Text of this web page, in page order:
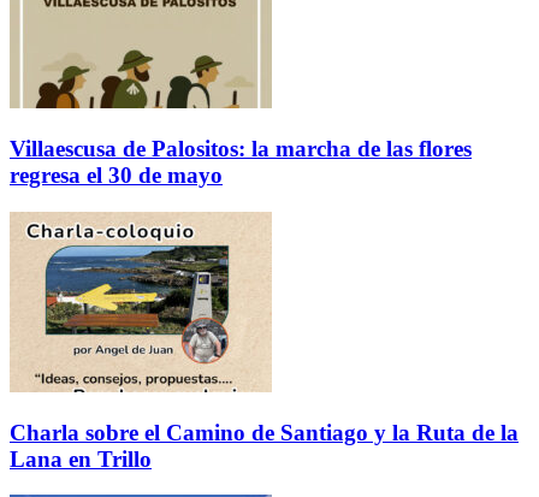
Villaescusa de Palositos: la marcha de las flores
regresa el 30 de mayo
Charla sobre el Camino de Santiago y la Ruta de la
Lana en Trillo